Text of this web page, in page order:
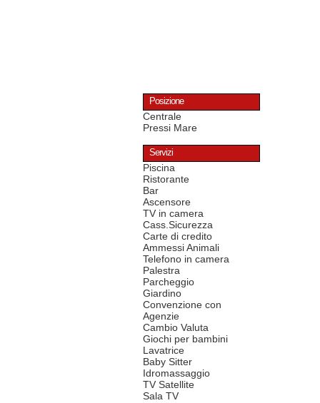
Posizione
Centrale
Pressi Mare
Servizi
Piscina
Ristorante
Bar
Ascensore
TV in camera
Cass.Sicurezza
Carte di credito
Ammessi Animali
Telefono in camera
Palestra
Parcheggio
Giardino
Convenzione con
Agenzie
Cambio Valuta
Giochi per bambini
Lavatrice
Baby Sitter
Idromassaggio
TV Satellite
Sala TV